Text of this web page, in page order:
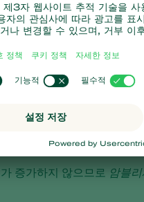
사용하기
장 효과적입니다. 18°C/
증가하지 않으므로 암블